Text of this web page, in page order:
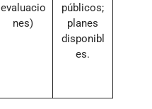
evaluacio
nes)
públicos;
planes
disponibl
es.